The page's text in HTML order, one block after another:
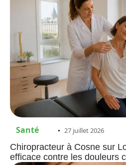
Santé 27 juillet 2026
Chiropracteur à Cosne sur
efficace contre les douleurs